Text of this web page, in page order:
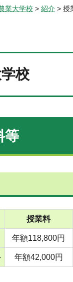
業大学校 > 紹介 > 授
校
等
授業料
年額118,800円
年額42,000円